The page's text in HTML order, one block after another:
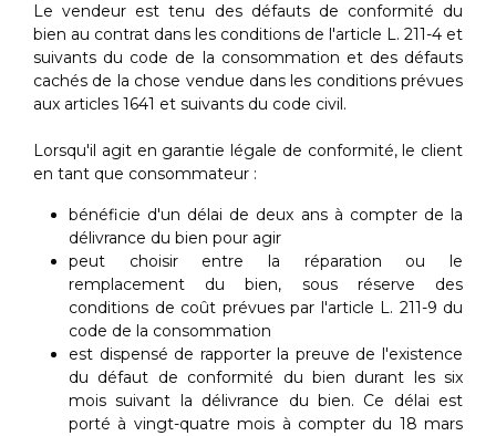
Le vendeur est tenu des défauts de conformité du
bien au contrat dans les conditions de l'article L. 211-4 et
suivants du code de la consommation et des défauts
cachés de la chose vendue dans les conditions prévues
aux articles 1641 et suivants du code civil.
Lorsqu'il agit en garantie légale de conformité, le client
en tant que consommateur :
bénéficie d'un délai de deux ans à compter de la
délivrance du bien pour agir
peut choisir entre la réparation ou le
remplacement du bien, sous réserve des
conditions de coût prévues par l'article L. 211-9 du
code de la consommation
est dispensé de rapporter la preuve de l'existence
du défaut de conformité du bien durant les six
mois suivant la délivrance du bien. Ce délai est
porté à vingt-quatre mois à compter du 18 mars